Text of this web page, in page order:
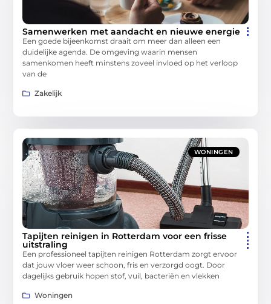
Samenwerken met aandacht en nieuwe energie
Een goede bijeenkomst draait om meer dan alleen een
duidelijke agenda. De omgeving waarin mensen
samenkomen heeft minstens zoveel invloed op het verloop
van de
Zakelijk
WONINGEN
Tapijten reinigen in Rotterdam voor een frisse
uitstraling
Een professioneel tapijten reinigen Rotterdam zorgt ervoor
dat jouw vloer weer schoon, fris en verzorgd oogt. Door
dagelijks gebruik hopen stof, vuil, bacteriën en vlekken
Woningen